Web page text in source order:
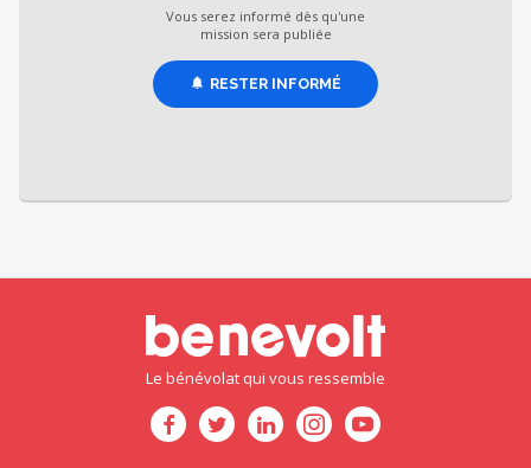
Vous serez informé dès qu'une
mission sera publiée
RESTER INFORMÉ
Le bénévolat qui vous ressemble